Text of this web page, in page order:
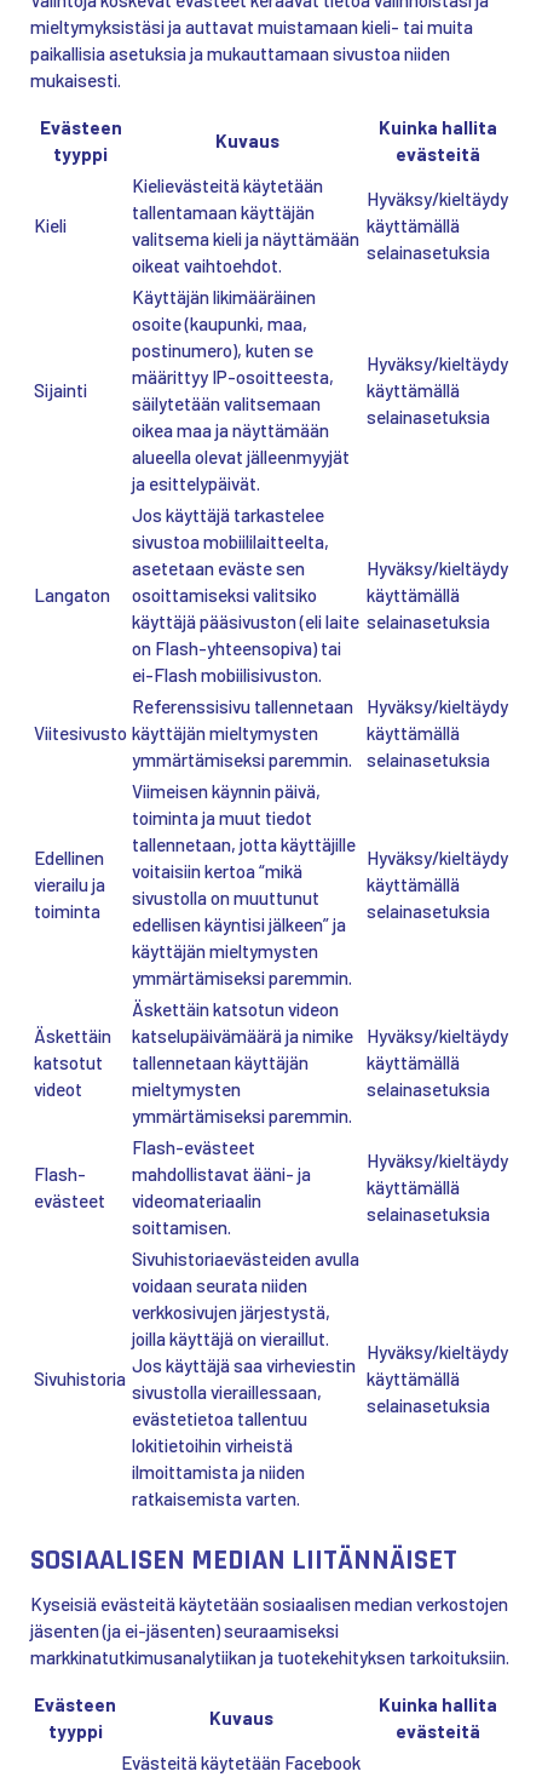
mieltymyksistäsi ja auttavat muistamaan kieli- tai muita
paikallisia asetuksia ja mukauttamaan sivustoa niiden
mukaisesti.
Evästeen
tyyppi
Kuvaus
Kuinka hallita
evästeitä
Kieli
Kielievästeitä käytetään
tallentamaan käyttäjän
valitsema kieli ja näyttämään
oikeat vaihtoehdot.
Hyväksy/kieltäydy
käyttämällä
selainasetuksia
Sijainti
Käyttäjän likimääräinen
osoite (kaupunki, maa,
postinumero), kuten se
määrittyy IP-osoitteesta,
säilytetään valitsemaan
oikea maa ja näyttämään
alueella olevat jälleenmyyjät
ja esittelypäivät.
Hyväksy/kieltäydy
käyttämällä
selainasetuksia
Langaton
Jos käyttäjä tarkastelee
sivustoa mobiililaitteelta,
asetetaan eväste sen
osoittamiseksi valitsiko
käyttäjä pääsivuston (eli laite
on Flash-yhteensopiva) tai
ei-Flash mobiilisivuston.
Hyväksy/kieltäydy
käyttämällä
selainasetuksia
Viitesivusto
Referenssisivu tallennetaan
käyttäjän mieltymysten
ymmärtämiseksi paremmin.
Hyväksy/kieltäydy
käyttämällä
selainasetuksia
Edellinen
vierailu ja
toiminta
Viimeisen käynnin päivä,
toiminta ja muut tiedot
tallennetaan, jotta käyttäjille
voitaisiin kertoa “mikä
sivustolla on muuttunut
edellisen käyntisi jälkeen” ja
käyttäjän mieltymysten
ymmärtämiseksi paremmin.
Hyväksy/kieltäydy
käyttämällä
selainasetuksia
Äskettäin
katsotut
videot
Äskettäin katsotun videon
katselupäivämäärä ja nimike
tallennetaan käyttäjän
mieltymysten
ymmärtämiseksi paremmin.
Hyväksy/kieltäydy
käyttämällä
selainasetuksia
Flash-
evästeet
Flash-evästeet
mahdollistavat ääni- ja
videomateriaalin
soittamisen.
Hyväksy/kieltäydy
käyttämällä
selainasetuksia
Sivuhistoria
Sivuhistoriaevästeiden avulla
voidaan seurata niiden
verkkosivujen järjestystä,
joilla käyttäjä on vieraillut.
Jos käyttäjä saa virheviestin
sivustolla vieraillessaan,
evästetietoa tallentuu
lokitietoihin virheistä
ilmoittamista ja niiden
ratkaisemista varten.
Hyväksy/kieltäydy
käyttämällä
selainasetuksia
SOSIAALISEN MEDIAN LIITÄNNÄISET
Kyseisiä evästeitä käytetään sosiaalisen median verkostojen
jäsenten (ja ei-jäsenten) seuraamiseksi
markkinatutkimusanalytiikan ja tuotekehityksen tarkoituksiin.
Evästeen
tyyppi
Kuvaus
Kuinka hallita
evästeitä
Evästeitä käytetään Facebook